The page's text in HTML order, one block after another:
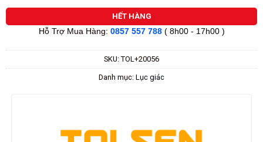
HẾT HÀNG
Hỗ Trợ Mua Hàng: 0857 557 788 ( 8h00 - 17h00 )
SKU: TOL+20056
Danh mục: Lục giác